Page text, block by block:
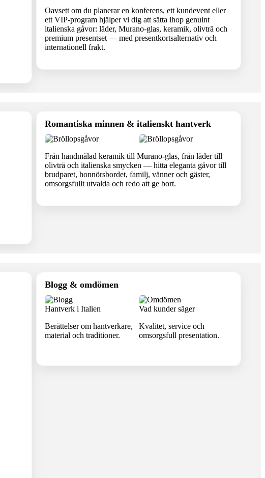
Oavsett om du planerar en konferens, ett kundevent eller
ett VIP-program hjälper vi dig att sätta ihop genuint
italienska gåvor: läder, Murano-glas, keramik, olivträ och
premium presentset — med presentkortsalternativ och
internationell frakt.
Romantiska minnen & italienskt hantverk
Från handmålad keramik till Murano-glas, från läder till
olivträ och italienska smycken — hitta eleganta gåvor till
brudparet, honnörsbordet, familj, vänner och gäster,
omsorgsfullt utvalda och redo att ge bort.
Blogg & omdömen
Hantverk i Italien
Berättelser om hantverkare,
material och traditioner.
Vad kunder säger
Kvalitet, service och
omsorgsfull presentation.